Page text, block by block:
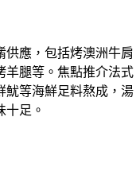
供應，包括烤澳洲牛肩
羊腿等。焦點推介法式
魷等海鮮足料熬成，湯
十足。